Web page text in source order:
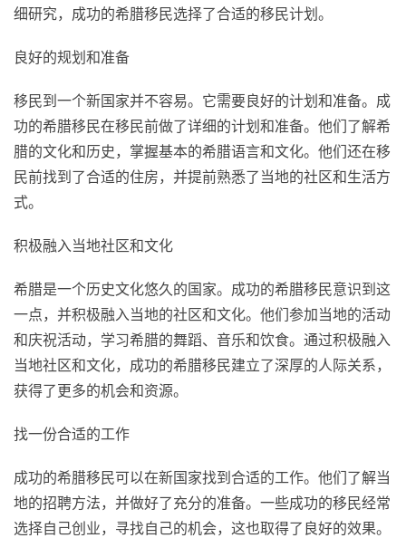
细研究，成功的希腊移民选择了合适的移民计划。
良好的规划和准备
移民到一个新国家并不容易。它需要良好的计划和准备。成
功的希腊移民在移民前做了详细的计划和准备。他们了解希
腊的文化和历史，掌握基本的希腊语言和文化。他们还在移
民前找到了合适的住房，并提前熟悉了当地的社区和生活方
式。
积极融入当地社区和文化
希腊是一个历史文化悠久的国家。成功的希腊移民意识到这
一点，并积极融入当地的社区和文化。他们参加当地的活动
和庆祝活动，学习希腊的舞蹈、音乐和饮食。通过积极融入
当地社区和文化，成功的希腊移民建立了深厚的人际关系，
获得了更多的机会和资源。
找一份合适的工作
成功的希腊移民可以在新国家找到合适的工作。他们了解当
地的招聘方法，并做好了充分的准备。一些成功的移民经常
选择自己创业，寻找自己的机会，这也取得了良好的效果。